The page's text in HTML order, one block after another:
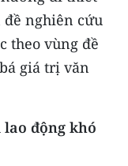
đề nghiên cứu
theo vùng đề
giá trị văn
lao động khó